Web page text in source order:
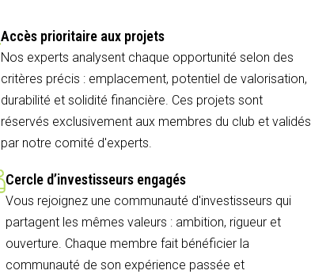
Accès prioritaire aux projets
Nos experts analysent chaque opportunité selon des
critères précis : emplacement, potentiel de valorisation,
durabilité et solidité financière. Ces projets sont
réservés exclusivement aux membres du club et validés
par notre comité d'experts.
Cercle d’investisseurs engagés
Vous rejoignez une communauté d'investisseurs qui
partagent les mêmes valeurs : ambition, rigueur et
ouverture. Chaque membre fait bénéficier la
communauté de son expérience passée et